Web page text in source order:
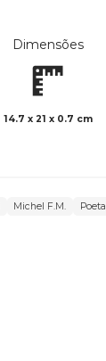
Dimensões
14.7 x 21 x 0.7 cm
Michel F.M. Poeta